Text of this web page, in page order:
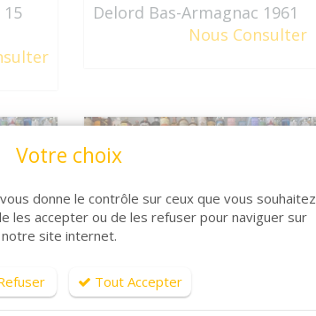
Delord Bas-Armagnac 1961
Nous Consulter
Votre choix
donne le contrôle sur ceux que vous souhaitez
les accepter ou de les refuser pour naviguer sur
notre site internet.
Tout Accepter